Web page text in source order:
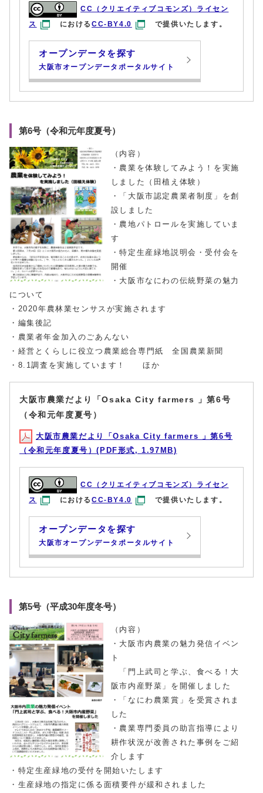
CC（クリエイティブコモンズ）ライセン
ス
におけるCC-BY4.0 で提供いたします。
オープンデータを探す
大阪市オープンデータポータルサイト
第6号（令和元年度夏号）
（内容）
・農業を体験してみよう！を実施
しました（田植え体験）
・「大阪市認定農業者制度」を創
設しました
・農地パトロールを実施していま
す
・特定生産緑地説明会・受付会を
開催
・大阪市なにわの伝統野菜の魅力
について
・2020年農林業センサスが実施されます
・編集後記
・農業者年金加入のごあんない
・経営とくらしに役立つ農業総合専門紙 全国農業新聞
・8.1調査を実施しています！ ほか
大阪市農業だより「Osaka City farmers 」第6号
（令和元年度夏号）
大阪市農業だより「Osaka City farmers 」第6号
（令和元年度夏号）(PDF形式, 1.97MB)
CC（クリエイティブコモンズ）ライセン
ス
におけるCC-BY4.0 で提供いたします。
オープンデータを探す
大阪市オープンデータポータルサイト
第5号（平成30年度冬号）
（内容）
・大阪市内農業の魅力発信イベン
ト
「門上武司と学ぶ、食べる！大
阪市内産野菜」を開催しました
・「なにわ農業賞」を受賞されま
した
・農業専門委員の助言指導により
耕作状況が改善された事例をご紹
介します
・特定生産緑地の受付を開始いたします
・生産緑地の指定に係る面積要件が緩和されました